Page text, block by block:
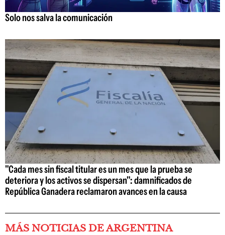
Solo nos salva la comunicación
"Cada mes sin fiscal titular es un mes que la prueba se
deteriora y los activos se dispersan": damnificados de
República Ganadera reclamaron avances en la causa
MÁS NOTICIAS DE ARGENTINA